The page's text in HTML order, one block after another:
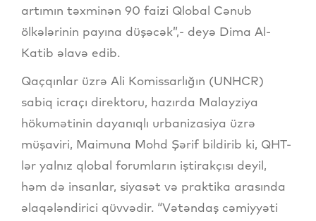
artımın təxminən 90 faizi Qlobal Cənub
ölkələrinin payına düşəcək”,- deyə Dima Al-
Katib əlavə edib.
Qaçqınlar üzrə Ali Komissarlığın (UNHCR)
sabiq icraçı direktoru, hazırda Malayziya
hökumətinin dayanıqlı urbanizasiya üzrə
müşaviri, Maimuna Mohd Şərif bildirib ki, QHT-
lər yalnız qlobal forumların iştirakçısı deyil,
həm də insanlar, siyasət və praktika arasında
əlaqələndirici qüvvədir. “Vətəndaş cəmiyyəti